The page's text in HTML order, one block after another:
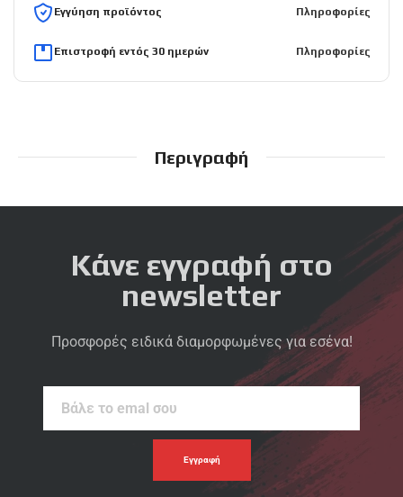
Εγγύηση προϊόντος Πληροφορίες
Επιστροφή εντός 30 ημερών Πληροφορίες
Περιγραφή
Κάνε εγγραφή στο
newsletter
Προσφορές ειδικά διαμορφωμένες για εσένα!